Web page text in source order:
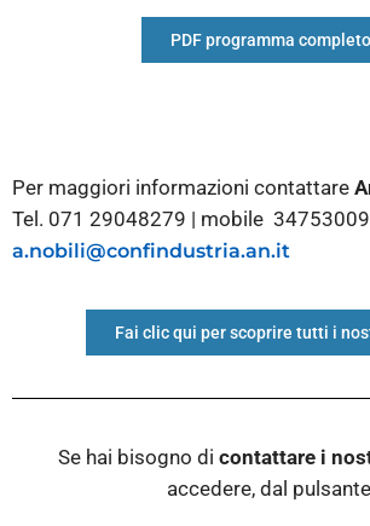
PDF programma completo
Per maggiori informazioni contattare
Tel. 071 29048279 | mobile
a.nobili@confindustria.an.it
Fai clic qui per scoprire tutti i
Se hai bisogno di contattare i
accedere, dal pulsante